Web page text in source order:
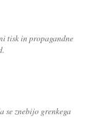
tisk in propagandne
se znebijo grenkega